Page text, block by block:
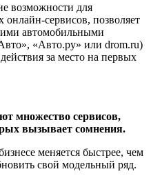
возможности для
сервисов, позволяет
автомобильными
«Авто.ру» или drom.ru)
за место на первых
множество сервисов,
вызывает сомнения.
меняется быстрее, чем
свой модельный ряд.